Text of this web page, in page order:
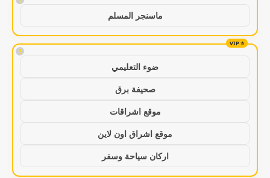
ماسنجر المسلم
!
ضوء التعليمي
صحيفة برق
موقع اشراقات
موقع اشراق اون لاين
اركان سياحة وسفر